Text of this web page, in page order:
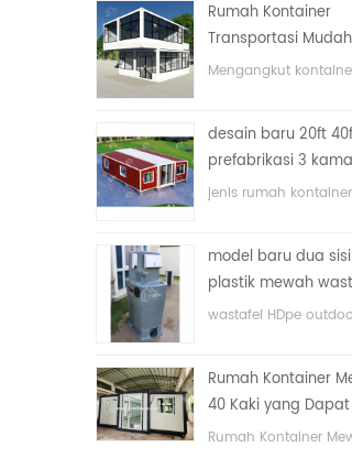
Rumah Kontainer
Transportasi
dan Nyaman
Mengangkut
desain baru 20ft
prefabrikasi 3
rumah kontainer kecil
jenis rumah kontainer
kamar tidur, satu
mandi dan dengan
listrik.
model baru dua
plastik mewah
kamar mandi
wastafel HDpe
nbsp;
Rumah Kontainer
40 Kaki yang Dapat
Diperluas Dengan
Rumah Kontainer